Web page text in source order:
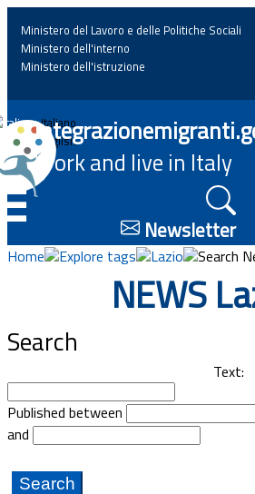
Home
News
Highlights
Events
Regulations and law
Projects
Documents
Ministero del Lavoro e delle Politiche Sociali
Ministero dell'interno
Ministero dell'istruzione
Italiano
English
Work and live in Italy
Newsletter
Home Explore tags Lazio Search
NEWS
Search
Text:
Published between
and